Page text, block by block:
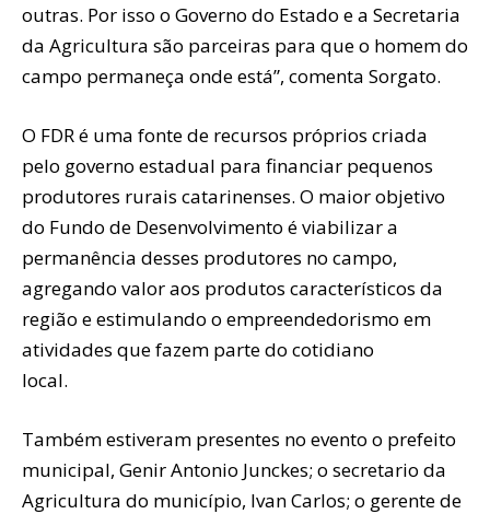
outras. Por isso o Governo do Estado e a Secretaria
da Agricultura são parceiras para que o homem do
campo permaneça onde está”, comenta Sorgato.
O FDR é uma fonte de recursos próprios criada
pelo governo estadual para financiar pequenos
produtores rurais catarinenses. O maior objetivo
do Fundo de Desenvolvimento é viabilizar a
permanência desses produtores no campo,
agregando valor aos produtos característicos da
região e estimulando o empreendedorismo em
atividades que fazem parte do cotidiano
local.
Também estiveram presentes no evento o prefeito
municipal, Genir Antonio Junckes; o secretario da
Agricultura do município, Ivan Carlos; o gerente de